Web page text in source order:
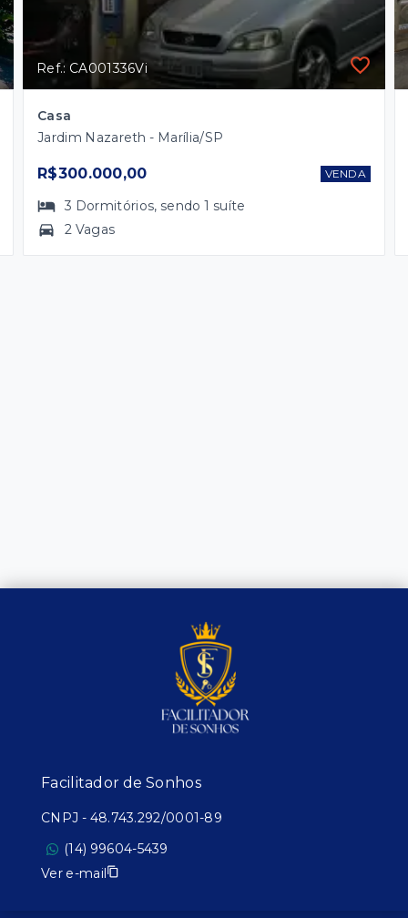
Ref.: CA001336Vi
Casa
Jardim Nazareth - Marília/SP
R$300.000,00 VENDA
3 Dormitórios, sendo1 suíte
2 Vagas
Facilitador de Sonhos
CNPJ - 48.743.292/0001-89
(14) 99604-5439
Ver e-mail